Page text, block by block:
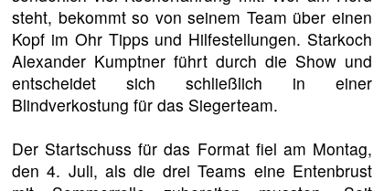
steht, bekommt so von seinem Team über einen
Kopf im Ohr Tipps und Hilfestellungen. Starkoch
Alexander Kumptner führt durch die Show und
entscheidet sich schließlich in einer
Blindverkostung für das Siegerteam.
Der Startschuss für das Format fiel am Montag,
den 4. Juli, als die drei Teams eine Entenbrust